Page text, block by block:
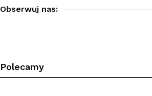
Obserwuj nas:
Polecamy